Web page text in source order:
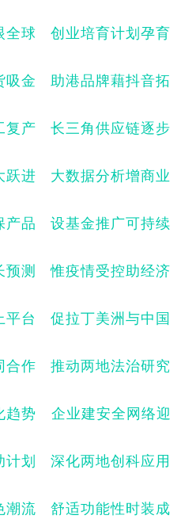
全球 创业培育计划孕育
吸金 助港品牌藉抖音拓
复产 长三角供应链逐步
跃进 大数据分析增商业
产品 设基金推广可持续
预测 惟疫情受控助经济
平台 促拉丁美洲与中国
合作 推动两地法治研究
趋势 企业建安全网络迎
计划 深化两地创科应用
潮流 舒适功能性时装成